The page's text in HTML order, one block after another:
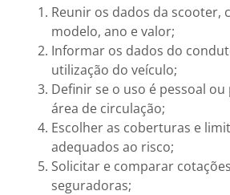
Reunir os dados da scooter,
modelo, ano e valor;
Informar os dados do
utilização do veículo;
Definir se o uso é pessoal
área de circulação;
Escolher as coberturas e
adequados ao risco;
Solicitar e comparar
seguradoras;